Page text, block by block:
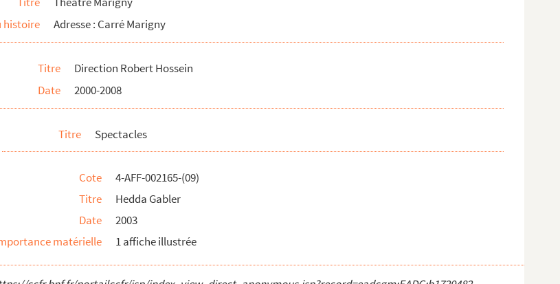
histoire
Adresse : Carré Marigny
Titre
Direction Robert Hossein
Date
2000-2008
Titre Spectacles
Cote
4-AFF-002165-(09)
Titre
Hedda Gabler
Date
2003
matérielle
1 affiche illustrée